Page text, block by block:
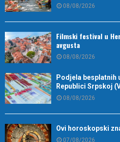
08/08/2026
Filmski festival u
avgusta
08/08/2026
Podjela besplatnih
Republici Srpskoj
08/08/2026
Ovi horoskopski
07/08/2026